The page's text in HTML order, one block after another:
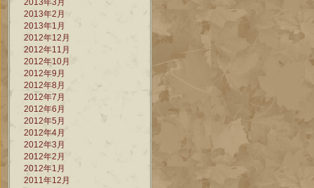
2013年3月
2013年2月
2013年1月
2012年12月
2012年11月
2012年10月
2012年9月
2012年8月
2012年7月
2012年6月
2012年5月
2012年4月
2012年3月
2012年2月
2012年1月
2011年12月